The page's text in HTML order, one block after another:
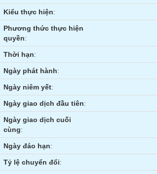
Kiểu thực hiện:
Phương thức thực hiện
quyền:
Thời hạn:
Ngày phát hành:
Ngày niêm yết:
Ngày giao dịch đầu tiên:
Ngày giao dịch cuối
cùng:
Ngày đáo hạn:
Tỷ lệ chuyển đổi: